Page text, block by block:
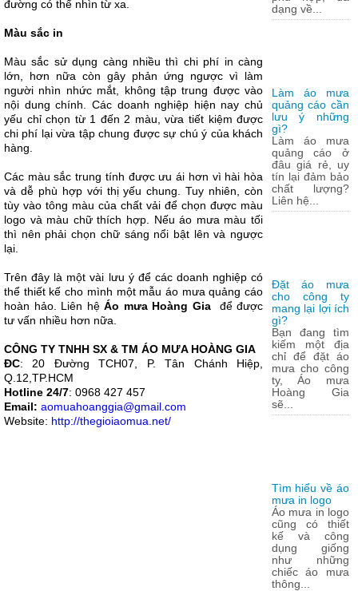
đường có thể nhìn từ xa.
Màu sắc in
Màu sắc sử dụng càng nhiều thì chi phí in càng
lớn, hơn nữa còn gây phản ứng ngược vì làm
người nhìn nhức mắt, không tập trung được vào
nội dung chính. Các doanh nghiệp hiện nay chủ
yếu chỉ chọn từ 1 đến 2 màu, vừa tiết kiệm được
chi phí lại vừa tập chung được sự chú ý của khách
hàng.
Các màu sắc trung tính được ưu ái hơn vì hài hòa
và dễ phù hợp với thị yếu chung. Tuy nhiên, còn
tùy vào tông màu của chất vải để chọn được màu
logo và màu chữ thích hợp. Nếu áo mưa màu tối
thì nên phải chọn chữ sáng nổi bật lên và ngược
lại.
Trên đây là một vài lưu ý để các doanh nghiệp có
thể thiết kế cho mình một mẫu áo mưa quảng cáo
hoàn hảo. Liên hệÁo mưa Hoàng Giađể được
tư vấn nhiều hơn nữa.
CÔNG TY TNHH SX & TM ÁO MƯA HOÀNG GIA
ĐC: 20 Đường TCH07, P. Tân Chánh Hiệp,
Q.12,TP.HCM
Hotline 24/7: 0968 427 457
Email: aomuahoanggia@gmail.com
Website: http://thegioiaomua.net/
dạng về...
Làm áo mưa
quảng cáo cần
lưu ý những
gì?
Làm áo mưa
quảng cáo ở
đâu giá rẻ, uy
tín lại đảm bảo
chất lượng?
Liên hệ...
Đặt áo mưa
cho công ty
mang lại lợi ích
gì?
Bạn đang tìm
kiếm một địa
chỉ để đặt áo
mưa cho công
ty, Áo mưa
Hoàng Gia
sẽ...
Tìm hiểu về áo
mưa in logo
Áo mưa in logo
cũng có thiết
kế và công
dụng giống
như những
chiếc áo mưa
thông...